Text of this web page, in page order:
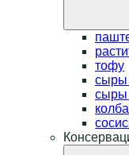
тофу
сыры
сыры